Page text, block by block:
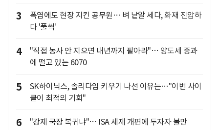
3
폭염에도 현장 지킨 공무원… 벼 낱알 세다, 화재 진압하
다 '풀썩'
4
"직접 농사 안 지으면 내년까지 팔아라"… 양도세 중과
에 떨고 있는 6070
5
SK하이닉스, 솔리다임 키우기 나선 이유는…"이번 사이
클이 최적의 기회"
6 "강제 국장 복귀냐"… ISA 세제 개편에 투자자 불만